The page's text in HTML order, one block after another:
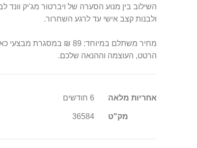
השילוב בין מנוע הסערה של ויברטור מג'יק
ולבנות קצב אישי עד לרגע השחרור.
מחיר משתלם במיוחד:
הרטט, העוצמה וההנאה שלכם.
מידע
אחריות מלאה 6 חודשים
מק"ט 36584